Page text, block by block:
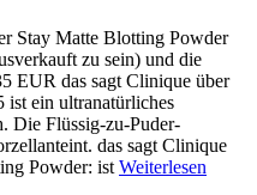
Stay Matte Blotting Powder
zu sein) und die
EUR das sagt Clinique über
ist ein ultranatürliches
Die Flüssig-zu-Puder-
das sagt Clinique
Powder: ist Weiterlesen